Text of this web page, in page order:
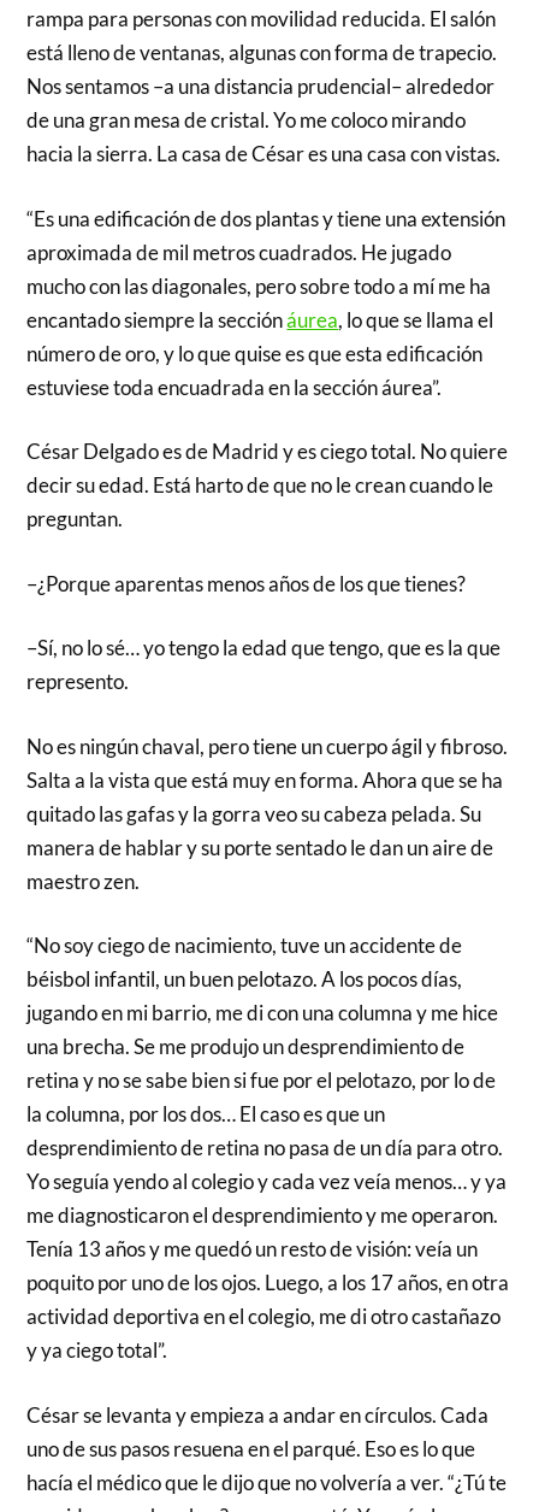
rampa para personas con movilidad reducida. El salón
está lleno de ventanas, algunas con forma de trapecio.
Nos sentamos –a una distancia prudencial– alrededor
de una gran mesa de cristal. Yo me coloco mirando
hacia la sierra. La casa de César es una casa con vistas.
“Es una edificación de dos plantas y tiene una extensión
aproximada de mil metros cuadrados. He jugado
mucho con las diagonales, pero sobre todo a mí me ha
encantado siempre la secciónáurea, lo que se llama el
número de oro, y lo que quise es que esta edificación
estuviese toda encuadrada en la sección áurea”.
César Delgado es de Madrid y es ciego total. No quiere
decir su edad. Está harto de que no le crean cuando le
preguntan.
–¿Porque aparentas menos años de los que tienes?
–Sí, no lo sé… yo tengo la edad que tengo, que es la que
represento.
No es ningún chaval, pero tiene un cuerpo ágil y fibroso.
Salta a la vista que está muy en forma. Ahora que se ha
quitado las gafas y la gorra veo su cabeza pelada. Su
manera de hablar y su porte sentado le dan un aire de
maestro zen.
“No soy ciego de nacimiento, tuve un accidente de
béisbol infantil, un buen pelotazo. A los pocos días,
jugando en mi barrio, me di con una columna y me hice
una brecha. Se me produjo un desprendimiento de
retina y no se sabe bien si fue por el pelotazo, por lo de
la columna, por los dos… El caso es que un
desprendimiento de retina no pasa de un día para otro.
Yo seguía yendo al colegio y cada vez veía menos… y ya
me diagnosticaron el desprendimiento y me operaron.
Tenía 13 años y me quedó un resto de visión: veía un
poquito por uno de los ojos. Luego, a los 17 años, en otra
actividad deportiva en el colegio, me di otro castañazo
y ya ciego total”.
César se levanta y empieza a andar en círculos. Cada
uno de sus pasos resuena en el parqué. Eso es lo que
hacía el médico que le dijo que no volvería a ver. “¿Tú te